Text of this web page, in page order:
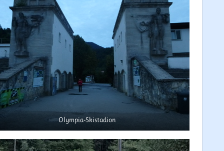
Olympia-Skistadion